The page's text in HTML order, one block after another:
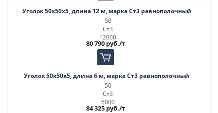
Уголок 50х50х5, длина 12 м, марка Ст3 равнополочный
50
Ст3
12000
80 790руб./т
Уголок 50х50х5, длина 6 м, марка Ст3 равнополочный
50
Ст3
6000
84 325руб./т